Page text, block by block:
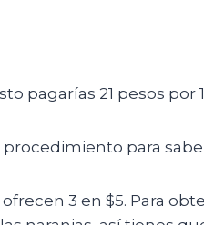
pagarías 21 pesos por
procedimiento para
3 en $5. Para